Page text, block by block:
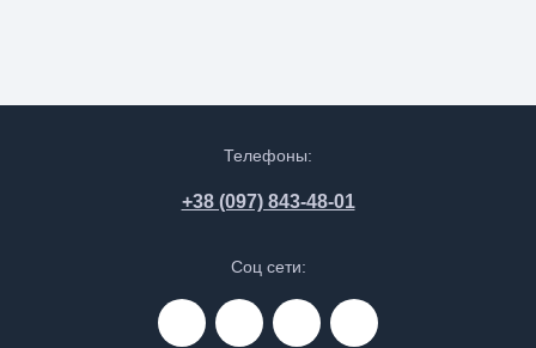
Телефоны:
+38 (097) 843-48-01
Соц сети: